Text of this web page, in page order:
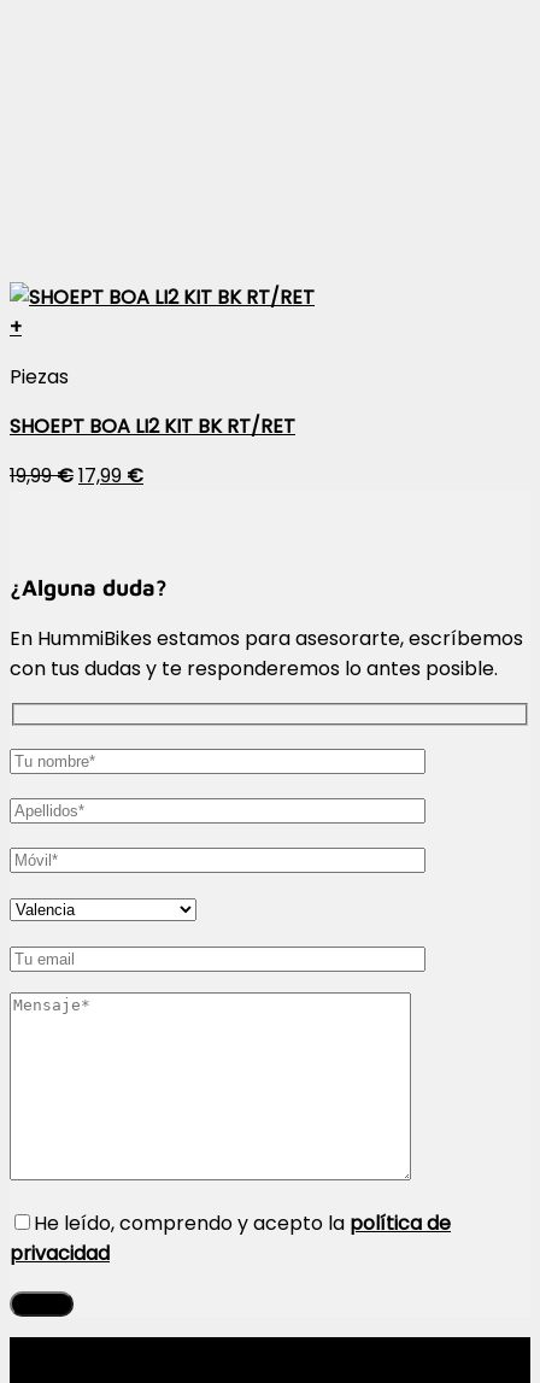
+
Piezas
SHOEPT BOA LI2 KIT BK RT/RET
19,99€17,99 €
¿Alguna duda?
En HummiBikes estamos para asesorarte, escríbemos
con tus dudas y te responderemos lo antes posible.
He leído, comprendo y acepto la política de
privacidad